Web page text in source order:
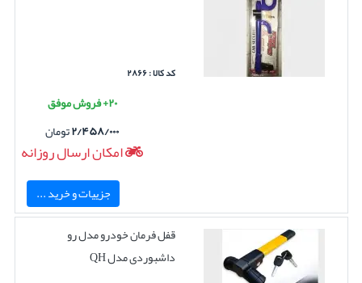
کد کالا : ۲۸۶۶
۲۰+ فروش موفق
۲/۴۵۸/۰۰۰تومان
امکان ارسال روزانه
جزییات و خرید ...
قفل فرمان خودرو مدل رو
داشبوردی مدل QH